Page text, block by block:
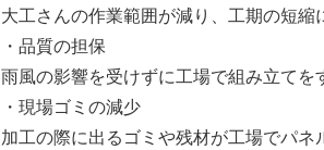
大工さんの作業範囲が減り、工期の短縮
・品質の担保
雨風の影響を受けずに工場で組み立てを
・現場ゴミの減少
加工の際に出るゴミや残材が工場でパネ